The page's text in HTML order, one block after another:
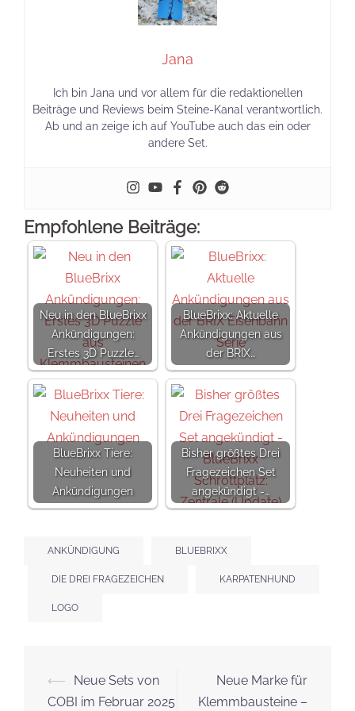
Jana
Ich bin Jana und vor allem für die redaktionellen
Beiträge und Reviews beim Steine-Kanal verantwortlich.
Ab und an zeige ich auf YouTube auch das ein oder
andere Set.
Empfohlene Beiträge:
Neu in den BlueBrixx
Ankündigungen:
Erstes 3D Puzzle…
BlueBrixx: Aktuelle
Ankündigungen aus
der BRIX…
BlueBrixx Tiere:
Neuheiten und
Ankündigungen
Bisher größtes Drei
Fragezeichen Set
angekündigt -…
ANKÜNDIGUNG BLUEBRIXX
DIE DREI FRAGEZEICHEN KARPATENHUND
LOGO
Beitrags-
Navigation
⟵
Neue Sets von
COBI im Februar 2025
Neue Marke für
Klemmbausteine –